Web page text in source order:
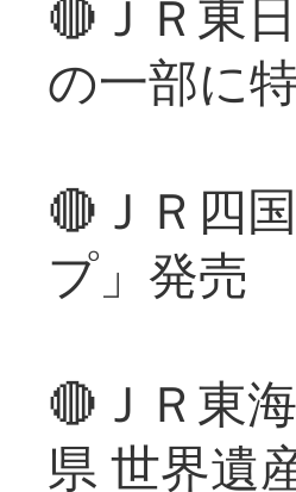
🔴ＪＲ東
の一部に
🔴ＪＲ四
プ」発売
🔴ＪＲ東
県 世界遺